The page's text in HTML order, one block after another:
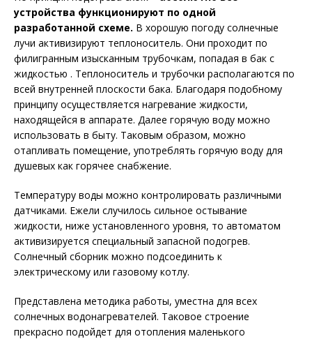
устройства функционируют по одной
разработанной схеме. В хорошую погоду солнечные
лучи активизируют теплоноситель. Они проходит по
филигранным изысканным трубочкам, попадая в бак с
жидкостью . Теплоноситель и трубочки располагаются по
всей внутренней плоскости бака. Благодаря подобному
принципу осуществляется нагревание жидкости,
находящейся в аппарате. Далее горячую воду можно
использовать в быту. Таковым образом, можно
отапливать помещение, употреблять горячую воду для
душевых как горячее снабжение.
Температуру воды можно контролировать различными
датчиками. Ежели случилось сильное остывание
жидкости, ниже установленного уровня, то автоматом
активизируется специальный запасной подогрев.
Солнечный сборник можно подсоединить к
электрическому или газовому котлу.
Представлена методика работы, уместна для всех
солнечных водонагревателей. Таковое строение
прекрасно подойдет для отопления маленького